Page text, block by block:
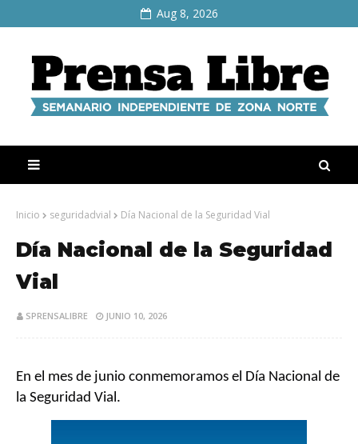
Aug 8, 2026
Inicio seguridadvial Día Nacional de la Seguridad Vial
Día Nacional de la Seguridad
Vial
SPRENSALIBRE JUNIO 10, 2026
En el mes de junio conmemoramos el Día Nacional de
la Seguridad Vial.